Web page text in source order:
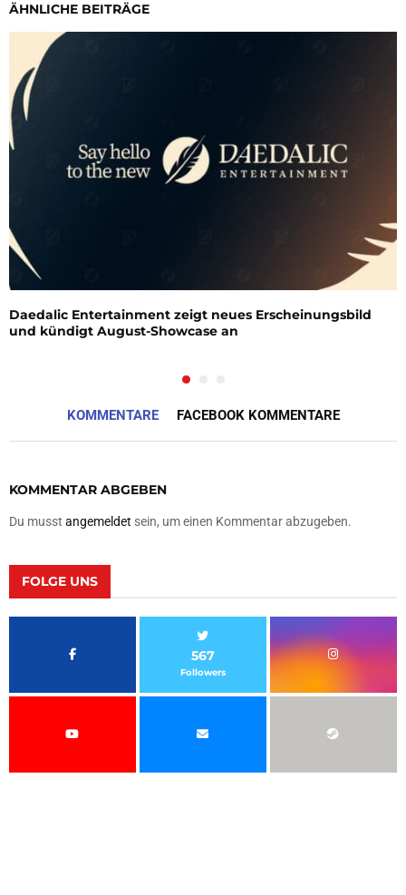
ÄHNLICHE BEITRÄGE
Daedalic Entertainment zeigt neues Erscheinungsbild
und kündigt August-Showcase an
KOMMENTARE FACEBOOK KOMMENTARE
KOMMENTAR ABGEBEN
Du musst angemeldet sein, um einen Kommentar abzugeben.
FOLGE UNS
567
Followers